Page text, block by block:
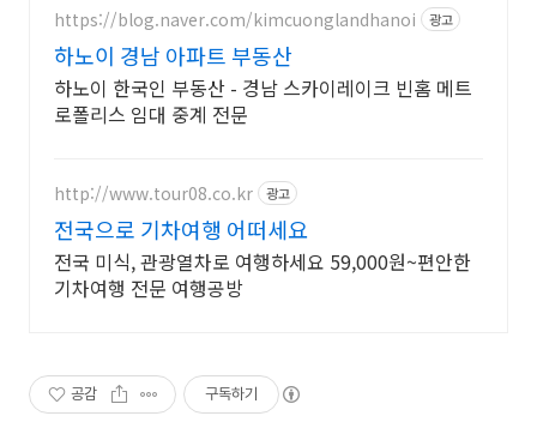
https://blog.naver.com/kimcuonglandhanoi 광고
하노이 경남 아파트 부동산
하노이 한국인 부동산 - 경남 스카이레이크 빈홈 메트
로폴리스 임대 중계 전문
http://www.tour08.co.kr 광고
전국으로 기차여행 어떠세요
전국 미식, 관광열차로 여행하세요 59,000원~편안한
기차여행 전문 여행공방
공감 구독하기